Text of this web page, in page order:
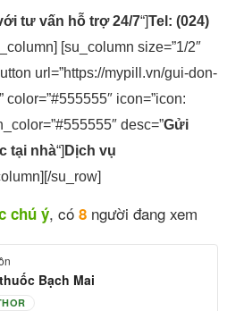
tư vấn hỗ trợ 24/7“]Tel: (024)
[su_column size=”1/2″
url=”https://mypill.vn/gui-don-
color=”#555555″ icon=”icon:
desc=”Gửi
tại nhà“] Dịch vụ
su_row]
chú ý, có 8 người đang xem
Bạch Mai